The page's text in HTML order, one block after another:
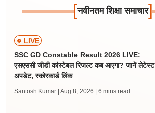
[नवीनतम शिक्षा समाचार]
LIVE
SSC GD Constable Result 2026 LIVE:
एसएससी जीडी कांस्टेबल रिजल्ट कब आएगा? जानें लेटेस्ट
अपडेट, स्कोरकार्ड लिंक
Santosh Kumar | Aug 8, 2026 | 6 mins read